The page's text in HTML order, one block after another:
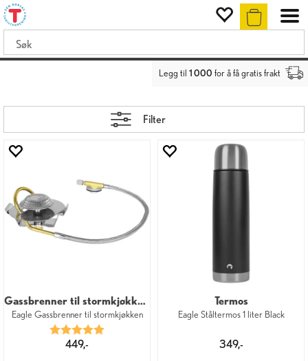
Legg til 1 000 for å få gratis frakt
Filter
Gassbrenner til stormkjøkken 2,8 kW
Eagle Gassbrenner til stormkjøkken
Karakter:
449,-
Termos
Eagle Ståltermos 1 liter Black
349,-